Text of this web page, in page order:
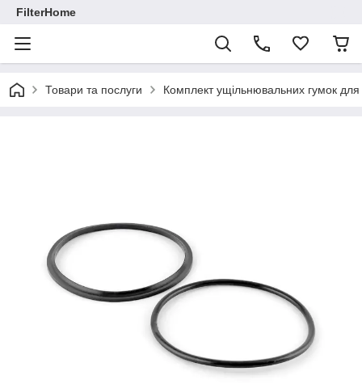
FilterHome
Товари та послуги Комплект ущільнювальних гумок